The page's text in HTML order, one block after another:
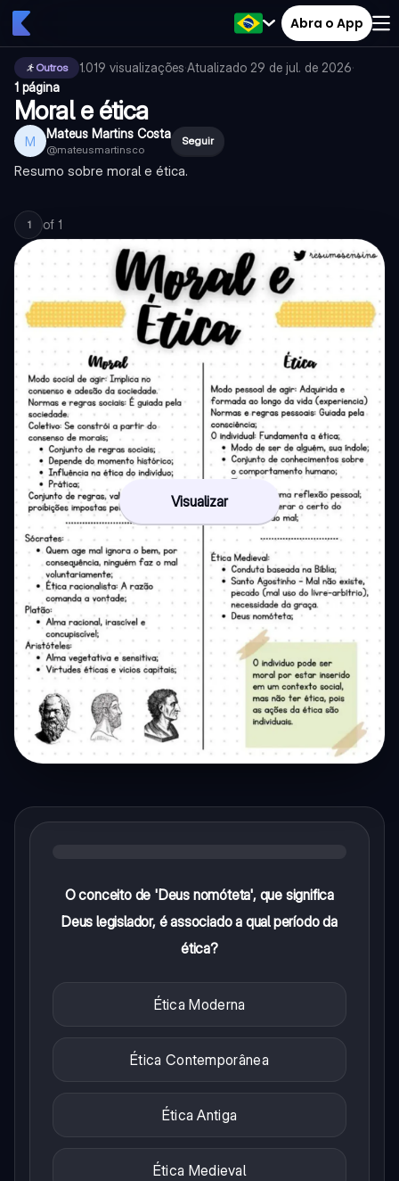
Abra o App
Outros 1.019 visualizações·Atualizado 29 de jul. de 2026·
1 página
Moral e ética
M Mateus Martins Costa
@mateusmartinsco
Seguir
Resumo sobre moral e ética.
1 of 1
Visualizar
O conceito de 'Deus nomóteta', que significa
Deus legislador, é associado a qual período da
ética?
Ética Moderna
Ética Contemporânea
Ética Antiga
Ética Medieval